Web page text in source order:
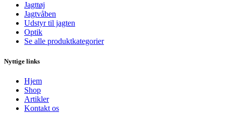
Jagttøj
Jagtvåben
Udstyr til jagten
Optik
Se alle produktkategorier
Nyttige links
Hjem
Shop
Artikler
Kontakt os